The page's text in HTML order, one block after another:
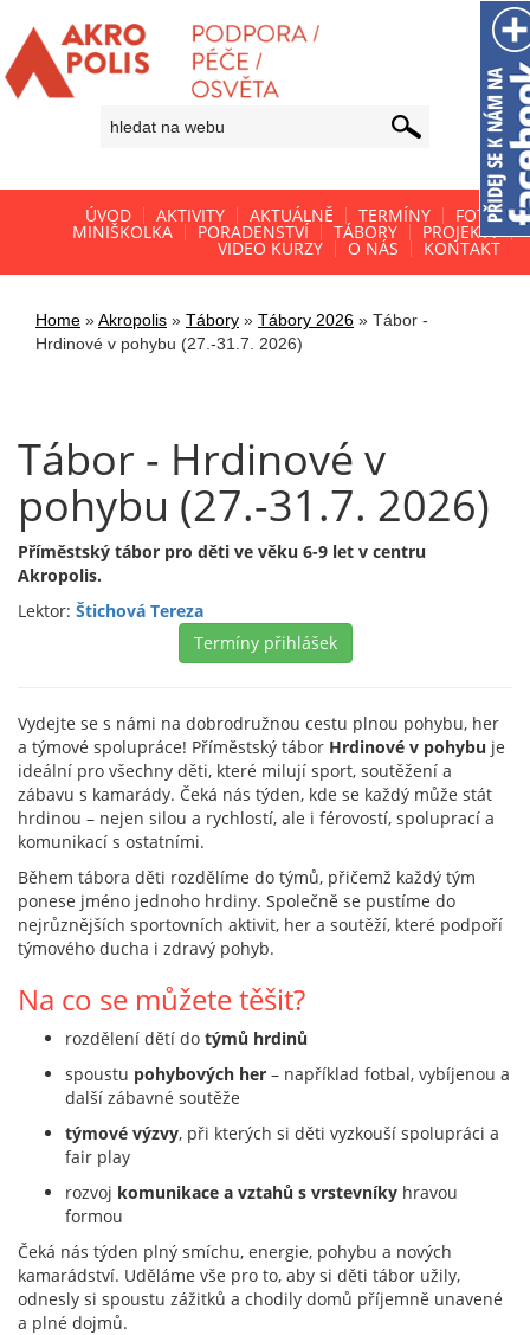
ÚVOD AKTIVITY AKTUÁLNĚ TERMÍNY FOTO
MINIŠKOLKA PORADENSTVÍ TÁBORY PROJEKTY
VIDEO KURZY O NÁS KONTAKT
Home »Akropolis » Tábory » Tábory 2026 » Tábor -
Hrdinové v pohybu (27.-31.7. 2026)
Tábor - Hrdinové v
pohybu (27.-31.7. 2026)
Příměstský tábor pro děti ve věku 6-9 let v centru
Akropolis.
Lektor: Štichová Tereza
Termíny přihlášek
Vydejte se s námi na dobrodružnou cestu plnou pohybu, her
a týmové spolupráce! Příměstský tábor Hrdinové v pohybu je
ideální pro všechny děti, které milují sport, soutěžení a
zábavu s kamarády. Čeká nás týden, kde se každý může stát
hrdinou – nejen silou a rychlostí, ale i férovostí, spoluprací a
komunikací s ostatními.
Během tábora děti rozdělíme do týmů, přičemž každý tým
ponese jméno jednoho hrdiny. Společně se pustíme do
nejrůznějších sportovních aktivit, her a soutěží, které podpoří
týmového ducha i zdravý pohyb.
Na co se můžete těšit?
rozdělení dětí do týmů hrdinů
spoustu pohybových her – například fotbal, vybíjenou a
další zábavné soutěže
týmové výzvy, při kterých si děti vyzkouší spolupráci a
fair play
rozvoj komunikace a vztahů s vrstevníky hravou
formou
Čeká nás týden plný smíchu, energie, pohybu a nových
kamarádství. Uděláme vše pro to, aby si děti tábor užily,
odnesly si spoustu zážitků a chodily domů příjemně unavené
a plné dojmů.